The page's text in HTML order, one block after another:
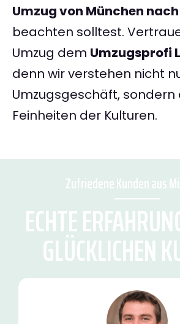
Umzug von München
beachten solltest.
Umzug dem Umzugsprofi
denn wir verstehen nicht
Umzugsgeschäft, sondern
Feinheiten der Kulturen.
Zufriedene Kunden aus
ECHTE
GLÜCKLICHEN